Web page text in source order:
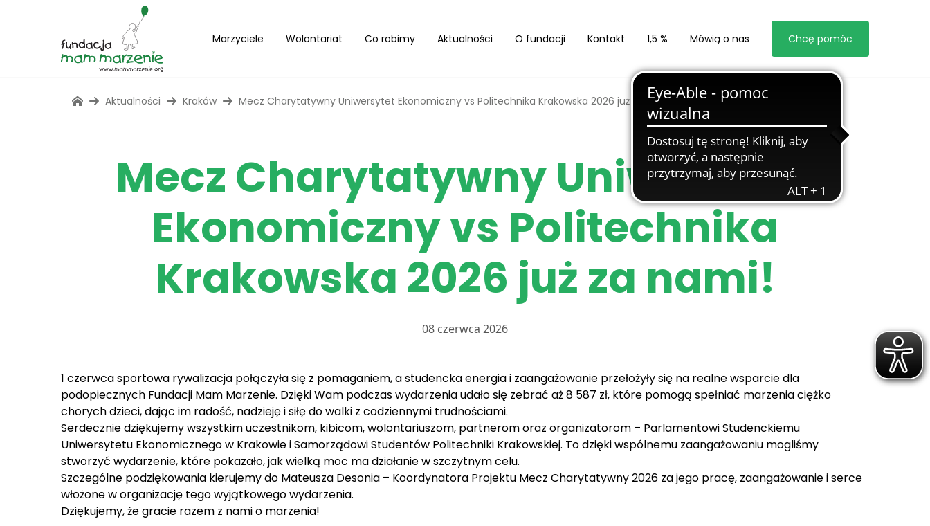
Marzyciele Wolontariat Co robimy Aktualności O fundacji Kontakt 1,5 % Mówią o nas Chcę pomóc
Aktualności Kraków Mecz Charytatywny Uniwersytet Ekonomiczny vs Politechnika Krakowska 2026 już za nami!
Mecz Charytatywny Uniwersytet
Ekonomiczny vs Politechnika
Krakowska 2026 już za nami!
08 czerwca 2026
1 czerwca sportowa rywalizacja połączyła się z pomaganiem, a studencka energia i zaangażowanie przełożyły się na realne wsparcie dla
podopiecznych Fundacji Mam Marzenie. Dzięki Wam podczas wydarzenia udało się zebrać aż 8 587 zł, które pomogą spełniać marzenia ciężko
chorych dzieci, dając im radość, nadzieję i siłę do walki z codziennymi trudnościami.
Serdecznie dziękujemy wszystkim uczestnikom, kibicom, wolontariuszom, partnerom oraz organizatorom – Parlamentowi Studenckiemu
Uniwersytetu Ekonomicznego w Krakowie i Samorządowi Studentów Politechniki Krakowskiej. To dzięki wspólnemu zaangażowaniu mogliśmy
stworzyć wydarzenie, które pokazało, jak wielką moc ma działanie w szczytnym celu.
Szczególne podziękowania kierujemy do Mateusza Desonia – Koordynatora Projektu Mecz Charytatywny 2026 za jego pracę, zaangażowanie i serce
włożone w organizację tego wyjątkowego wydarzenia.
Dziękujemy, że gracie razem z nami o marzenia!